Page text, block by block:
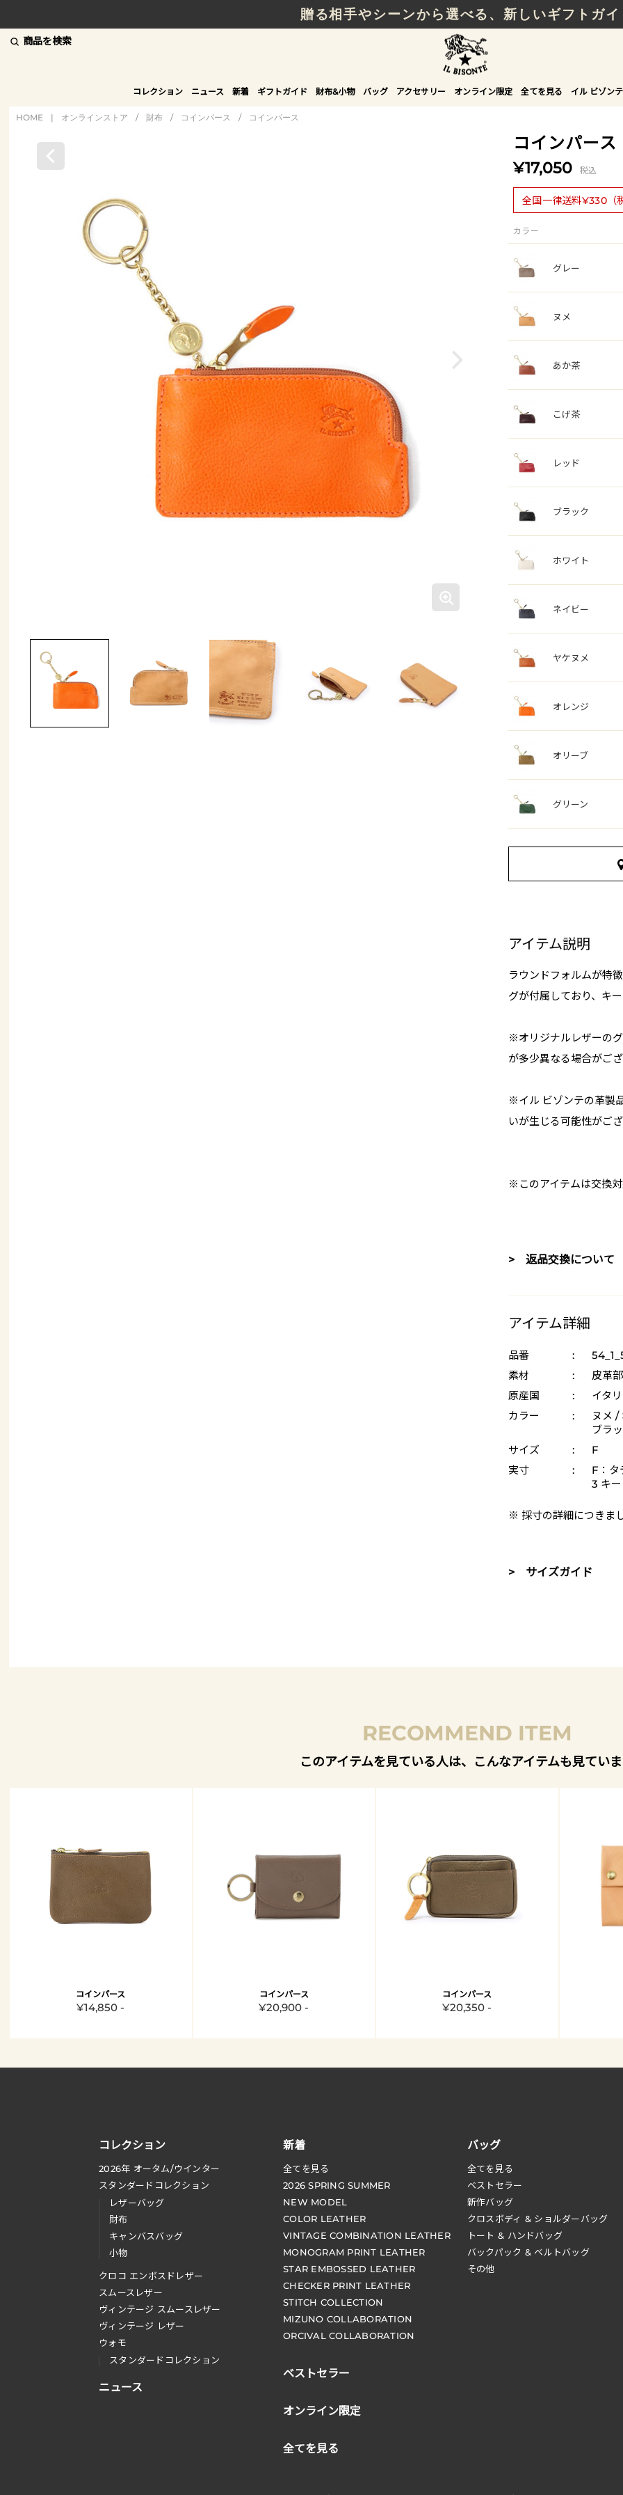
贈る相手やシーンから選べる、新しいギフトガイ
商品を検索
コレクション ニュース 新着 ギフトガイド 財布&小物 バッグ アクセサリー オンライン限定 全てを見る イル ビゾン
HOME | オンラインストア / 財布 / コインパース / コインパース
コインパース
¥17,050 税込
全国一律送料¥330（
カラー
グレー
ヌメ
あか茶
こげ茶
レッド
ブラック
ホワイト
ネイビー
ヤケヌメ
オレンジ
オリーブ
グリーン
アイテム説明
ラウンドフォルムが特
グが付属しており、キ
※オリジナルレザーの
が多少異なる場合がご
※イル ビゾンテの革製
いが生じる可能性がご
※このアイテムは交換
> 返品交換について
アイテム詳細
品番 :
素材
:
皮革
原産国
:
イタ
カラー
:
ヌメ /
ブラ
サイズ
:
F
実寸
:
F：タ
3 キ
※ 採寸の詳細につきま
> サイズガイド
RECOMMEND ITEM
このアイテムを見ている人は、こんなアイテムも見てい
コインパース
¥14,850 -
コインパース
¥20,900 -
コインパース
¥20,350 -
コレクション
2026年 オータム/ウインター
スタンダードコレクション
レザーバッグ
財布
キャンバスバッグ
小物
クロコ エンボスドレザー
スムースレザー
ヴィンテージ スムースレザー
ヴィンテージ レザー
ウォモ
スタンダードコレクション
ニュース
新着
全てを見る
2026 SPRING SUMMER
NEW MODEL
COLOR LEATHER
VINTAGE COMBINATION LEATHER
MONOGRAM PRINT LEATHER
STAR EMBOSSED LEATHER
CHECKER PRINT LEATHER
STITCH COLLECTION
MIZUNO COLLABORATION
ORCIVAL COLLABORATION
ベストセラー
オンライン限定
全てを見る
バッグ
全てを見る
ベストセラー
新作バッグ
クロスボディ & ショルダーバッグ
トート & ハンドバッグ
バックパック & ベルトバッグ
その他